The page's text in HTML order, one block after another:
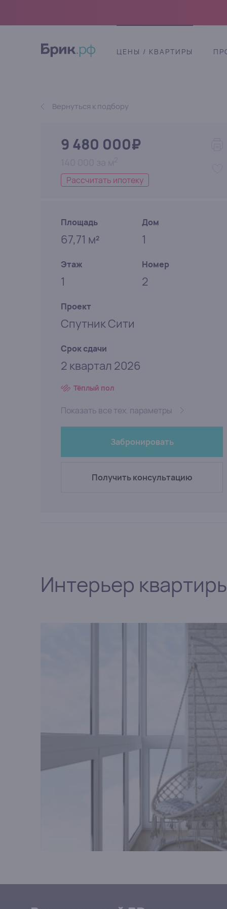
ЦЕНЫ / КВАРТИРЫ
Вернуться к подбору
9 480 000₽
Рассчитать ипотеку
Площадь
67,71 м2
Дом
1
Этаж
1
Номер
2
Проект
Спутник Сити
Срок сдачи
2 квартал 2026
Тёплый пол
Показать все тех. параметры
Забронировать
Получить консультацию
Интерьер